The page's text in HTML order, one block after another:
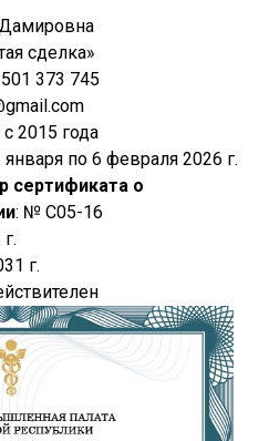
сделка»
373 745
с 2015 года
января по 6 февраля 2026 г.
сертификата о
: № C05-16
г.